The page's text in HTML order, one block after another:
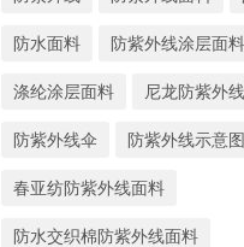
防水面料 防紫外线涂层面料
涤纶涂层面料 尼龙防紫外
防紫外线伞 防紫外线示意图
春亚纺防紫外线面料
防水交织棉防紫外线面料